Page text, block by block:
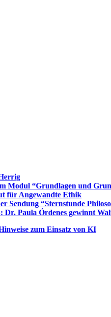
Modul “Grundlagen und
für Angewandte Ethik
Sendung “Sternstunde
Dr. Paula Órdenes gewinnt
zum Einsatz von KI